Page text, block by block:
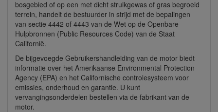
bosgebied of op een met dicht struikgewas of gras begroeid
terrein, handelt de bestuurder in strijd met de bepalingen
van sectie 4442 of 4443 van de Wet op de Openbare
Hulpbronnen (Public Resources Code) van de Staat
Californië.
De bijgevoegde Gebruikershandleiding van de motor biedt
informatie over het Amerikaanse Environmental Protection
Agency (EPA) en het Californische controlesysteem voor
emissies, onderhoud en garantie. U kunt
vervangingsonderdelen bestellen via de fabrikant van de
motor.